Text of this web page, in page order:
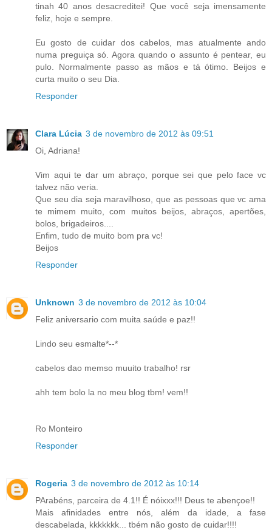
tinah 40 anos desacreditei! Que você seja imensamente
feliz, hoje e sempre.
Eu gosto de cuidar dos cabelos, mas atualmente ando
numa preguiça só. Agora quando o assunto é pentear, eu
pulo. Normalmente passo as mãos e tá ótimo. Beijos e
curta muito o seu Dia.
Responder
Clara Lúcia 3 de novembro de 2012 às 09:51
Oi, Adriana!
Vim aqui te dar um abraço, porque sei que pelo face vc
talvez não veria.
Que seu dia seja maravilhoso, que as pessoas que vc ama
te mimem muito, com muitos beijos, abraços, apertões,
bolos, brigadeiros....
Enfim, tudo de muito bom pra vc!
Beijos
Responder
Unknown 3 de novembro de 2012 às 10:04
Feliz aniversario com muita saúde e paz!!
Lindo seu esmalte*--*
cabelos dao memso muuito trabalho! rsr
ahh tem bolo la no meu blog tbm! vem!!
Ro Monteiro
Responder
Rogeria 3 de novembro de 2012 às 10:14
PArabéns, parceira de 4.1!! É nóixxx!!! Deus te abençoe!!
Mais afinidades entre nós, além da idade, a fase
descabelada, kkkkkkk... tbém não gosto de cuidar!!!!